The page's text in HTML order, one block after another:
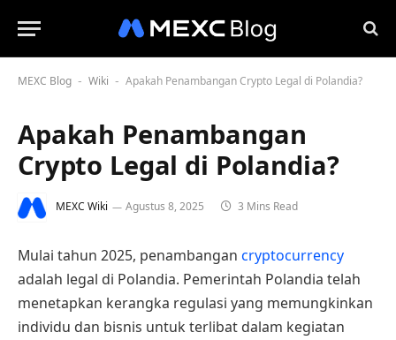
MEXC Blog - Wiki - Apakah Penambangan Crypto Legal di Polandia?
Apakah Penambangan
Crypto Legal di Polandia?
MEXC Wiki Agustus 8, 2025 3 Mins Read
Mulai tahun 2025, penambangan cryptocurrency
adalah legal di Polandia. Pemerintah Polandia telah
menetapkan kerangka regulasi yang memungkinkan
individu dan bisnis untuk terlibat dalam kegiatan